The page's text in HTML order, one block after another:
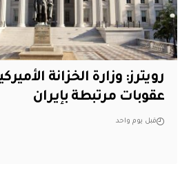
‏رويترز: وزارة الخزانة
عقوبات مرتبطة بإيران
قبل يوم واحد